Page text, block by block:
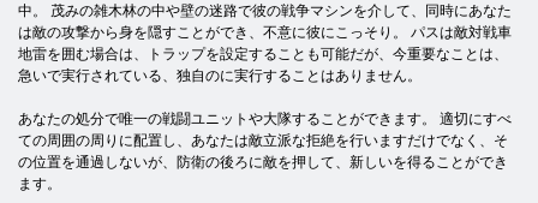
中。 茂みの雑木林の中や壁の迷路で彼の戦争マシンを介して、同時にあなた
は敵の攻撃から身を隠すことができ、不意に彼にこっそり。 パスは敵対戦車
地雷を囲む場合は、トラップを設定することも可能だが、今重要なことは、
急いで実行されている、独自のに実行することはありません。
あなたの処分で唯一の戦闘ユニットや大隊することができます。 適切にすべ
ての周囲の周りに配置し、あなたは敵立派な拒絶を行いますだけでなく、そ
の位置を通過しないが、防衛の後ろに敵を押して、新しいを得ることができ
ます。